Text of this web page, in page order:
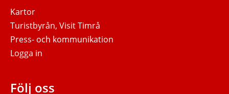
Kartor
Turistbyrån, Visit Timrå
Press- och kommunikation
Logga in
Följ oss